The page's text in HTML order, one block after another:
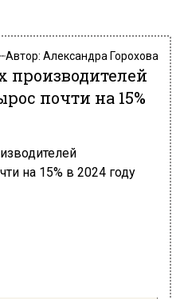
Автор: Александра Горохова
производителей
почти на 15%